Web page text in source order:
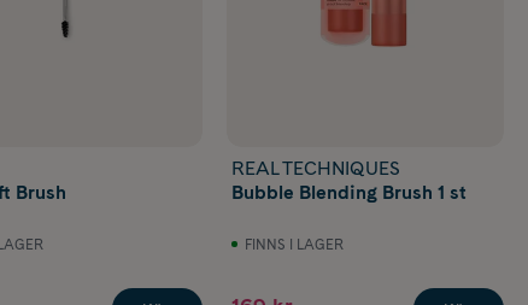
Brush
REAL TECHNIQUES
Bubble Blending Brush 1 st
FINNS I LAGER